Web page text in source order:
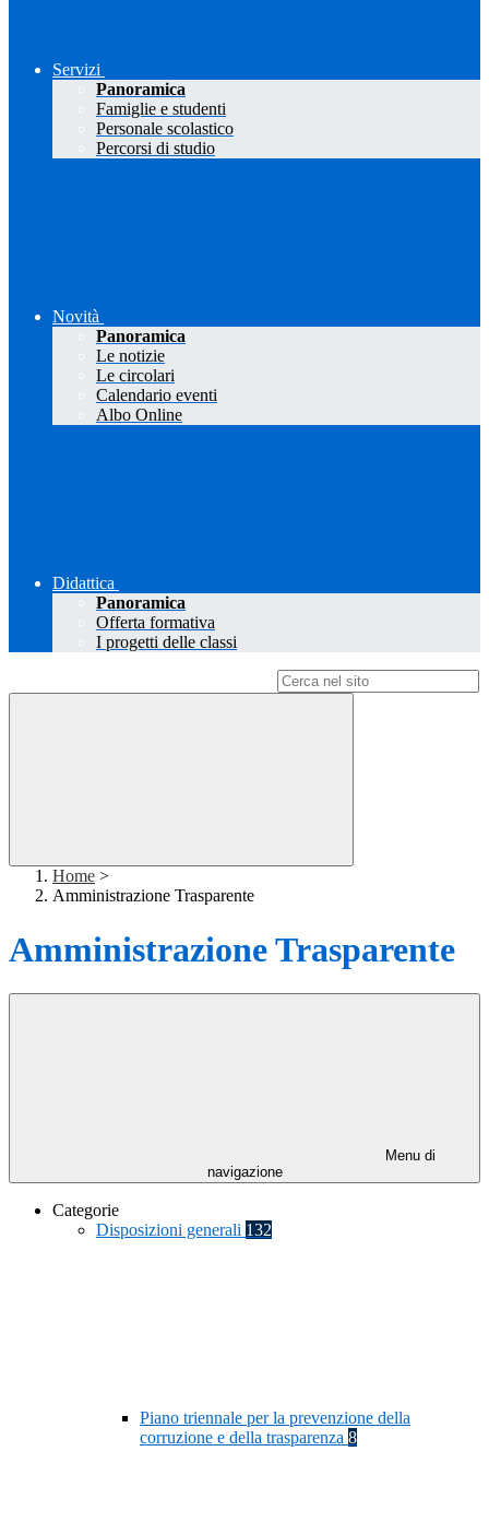
Servizi
Panoramica
Famiglie e studenti
Personale scolastico
Percorsi di studio
Novità
Panoramica
Le notizie
Le circolari
Calendario eventi
Albo Online
Didattica
Panoramica
Offerta formativa
I progetti delle classi
Home >
Amministrazione Trasparente
Amministrazione Trasparente
Menu di
navigazione
Categorie
Disposizioni generali 132
Piano triennale per la prevenzione della
corruzione e della trasparenza 8